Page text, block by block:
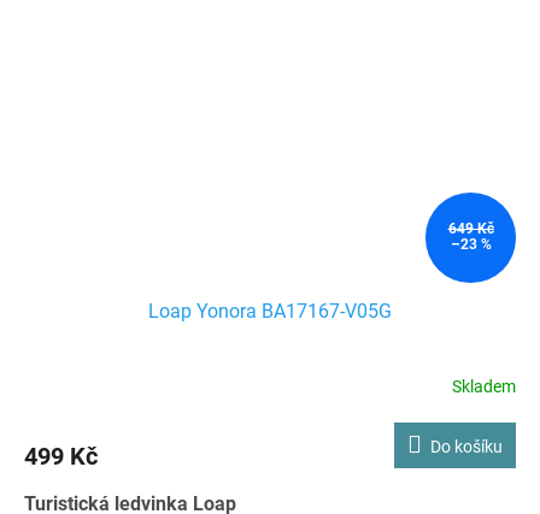
649 Kč
–23 %
Loap Yonora BA17167-V05G
Skladem
499 Kč Do košíku
Turistická ledvinka Loap